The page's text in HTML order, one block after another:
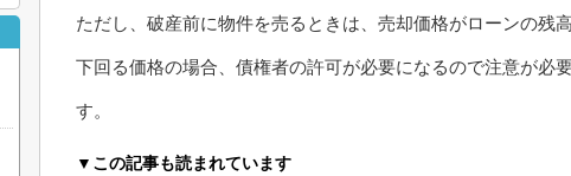
ただし、破産前に物件を売るときは、売却価格がローンの残
下回る価格の場合、債権者の許可が必要になるので注意が必
す。
▼この記事も読まれています